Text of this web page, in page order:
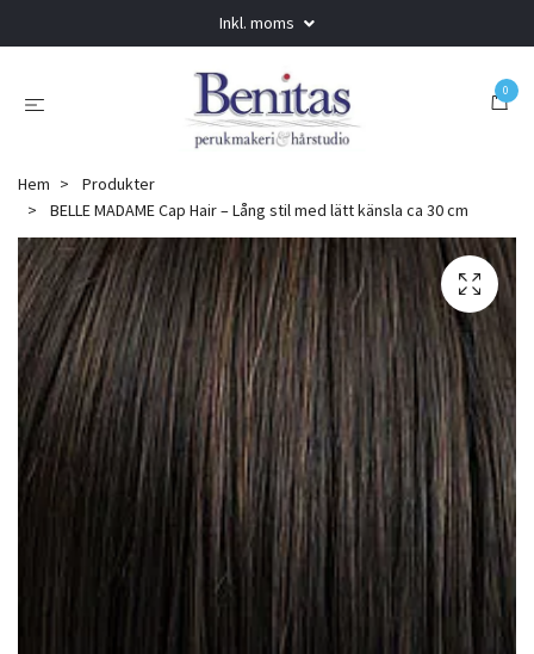
Inkl. moms
0
Hem
Produkter
BELLE MADAME Cap Hair – Lång stil med lätt känsla ca 30 cm